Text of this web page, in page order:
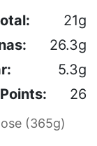
21g
26.3g
5.3g
26
(365g)